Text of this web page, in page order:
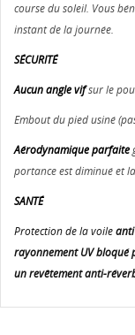
course du soleil. Vous
instant de la journée.
SÉCURITÉ
Aucun angle vifsur le
Embout du pied usiné
Aérodynamique parfaite
portance est diminué et
SANTÉ
Protection de la voileanti
rayonnement UV bloqué
un revêtement anti-